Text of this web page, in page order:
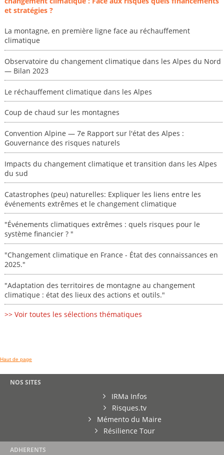
et stratégies ?
La montagne, en première ligne face au réchauffement
climatique
Observatoire du changement climatique dans les Alpes du Nord
— Bilan 2023
Le réchauffement climatique dans les Alpes
Coup de chaud sur les montagnes
Convention Alpine — 7e Rapport sur l'état des Alpes :
Gouvernance des risques naturels
Impacts du changement climatique et transition dans les Alpes
du sud
Catastrophes (peu) naturelles: Expliquer les liens entre les
événements extrêmes et le changement climatique
"Événements climatiques extrêmes : quels risques pour le
système financier ? "
"Changement climatique en France - État des connaissances en
2025."
"Adaptation des territoires de montagne au changement
climatique : état des lieux des actions et outils."
>> Voir toutes les sélections thématiques
Haut de page
NOS SITES
IRMa Infos
Risques.tv
Mémento du Maire
Résilience Tour
ADHERENTS